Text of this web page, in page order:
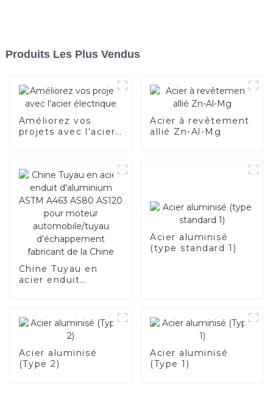
Produits Les Plus Vendus
Améliorez vos
projets avec l'acier
Acier à revêtement
allié Zn-Al-Mg
Chine Tuyau en
acier enduit
automobile/tuyau
d'échappement
Chine
Acier aluminisé
(type standard 1)
Acier aluminisé
(Type 2)
Acier aluminisé
(Type 1)